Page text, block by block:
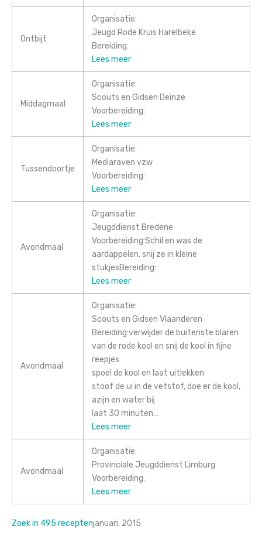
Ontbijt
Organisatie:
Jeugd Rode Kruis Harelbeke
Bereiding:
Lees meer
Middagmaal
Organisatie:
Scouts en Gidsen Deinze
Voorbereiding:
Lees meer
Tussendoortje
Organisatie:
Mediaraven vzw
Voorbereiding:
Lees meer
Avondmaal
Organisatie:
Jeugddienst Bredene
Voorbereiding:Schil en was de
aardappelen, snij ze in kleine
stukjesBereiding:
Lees meer
Avondmaal
Organisatie:
Scouts en Gidsen Vlaanderen
Bereiding:verwijder de buitenste blaren
van de rode kool en snij de kool in fijne
reepjes
spoel de kool en laat uitlekken
stoof de ui in de vetstof, doe er de kool,
azijn en water bij
laat 30 minuten…
Lees meer
Avondmaal
Organisatie:
Provinciale Jeugddienst Limburg
Voorbereiding:
Lees meer
Zoek in 495 receptenjanuari, 2015